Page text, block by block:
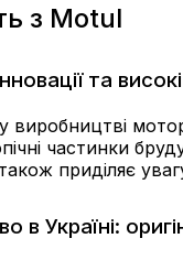
з Motul
та
виробництві
частинки
приділяє
в Україні: